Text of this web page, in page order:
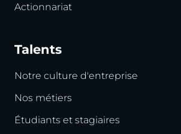
Actionnariat
Talents
Notre culture d'entreprise
Nos métiers
Étudiants et stagiaires